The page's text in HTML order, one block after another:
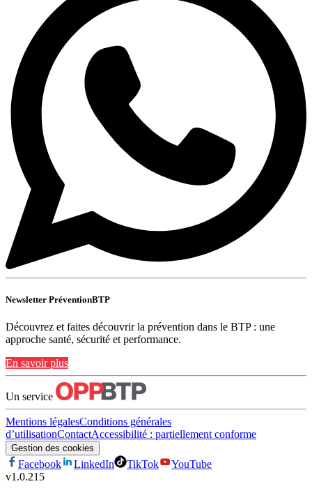
Newsletter PréventionBTP
Découvrez et faites découvrir la prévention dans le BTP : une
approche santé, sécurité et performance.
En savoir plus
Un service
Mentions légalesConditions générales
d’utilisationContactAccessibilité : partiellement conforme
Gestion des cookies
Facebook LinkedIn TikTok
YouTube
v1.0.215